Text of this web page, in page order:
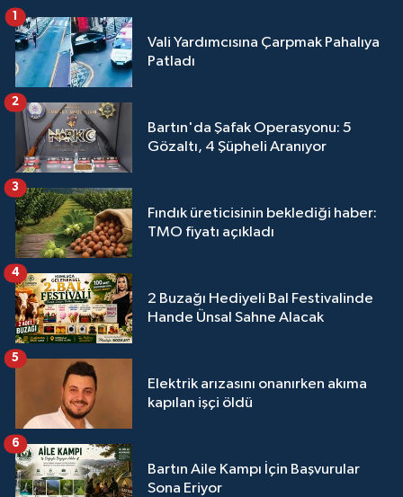
Vali Yardımcısına Çarpmak Pahalıya
Patladı
1
Bartın'da Şafak Operasyonu: 5
Gözaltı, 4 Şüpheli Aranıyor
2
Fındık üreticisinin beklediği haber:
TMO fiyatı açıkladı
3
2 Buzağı Hediyeli Bal Festivalinde
Hande Ünsal Sahne Alacak
4
Elektrik arızasını onanırken akıma
kapılan işçi öldü
5
Bartın Aile Kampı İçin Başvurular
Sona Eriyor
6